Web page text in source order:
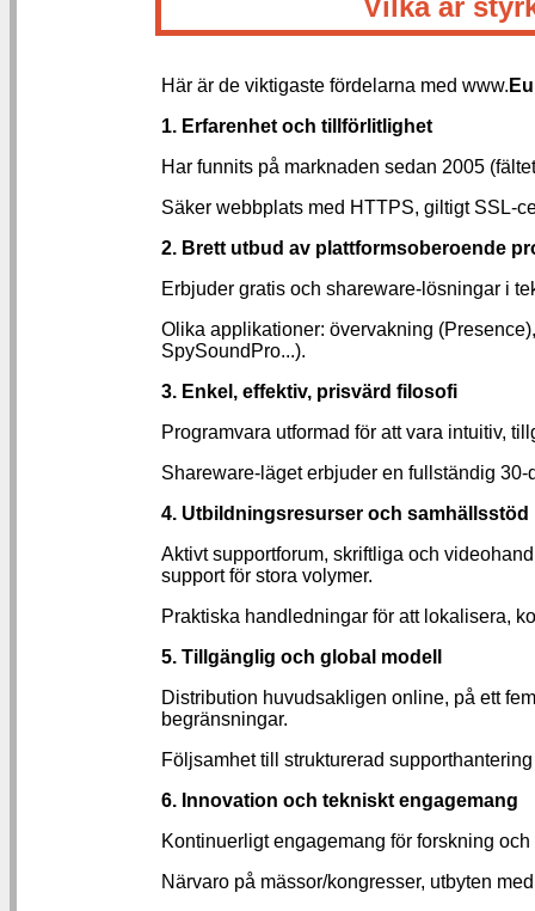
Vilka är
Här är de viktigaste fördelarna med www.
1. Erfarenhet och tillförlitlighet
Har funnits på marknaden sedan 2005
Säker webbplats med HTTPS, giltigt SSL-
2. Brett utbud av plattformsoberoende
Erbjuder gratis och shareware-lösningar i
Olika applikationer: övervakning
SpySoundPro...).
3. Enkel, effektiv, prisvärd filosofi
Programvara utformad för att vara intuitiv,
Shareware-läget erbjuder en fullständig
4. Utbildningsresurser och samhällsstöd
Aktivt supportforum, skriftliga och
support för stora volymer.
Praktiska handledningar för att lokalisera,
5. Tillgänglig och global modell
Distribution huvudsakligen online, på ett
begränsningar.
Följsamhet till strukturerad
6. Innovation och tekniskt engagemang
Kontinuerligt engagemang för forskning
Närvaro på mässor/kongresser, utbyten